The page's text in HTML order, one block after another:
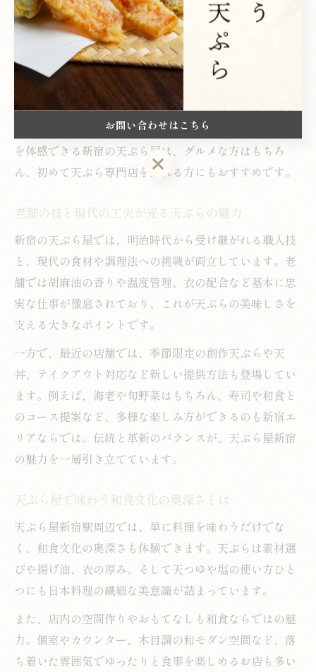
は、ランチやディナーなど様々なシーンで利用しやす
く、幅広い世代から人気を集めています。
例えば、駅近の名店では、厳選した胡麻油や衣の工夫に
よって「揚げているのに瑞々しい」食感を実現。カウン
ター席で職人の技を間近に見ることもでき、天ぷら本来
の香りや食材の鮮度を五感で楽しめます。伝統と新しさ
を体感できる新宿の天ぷら屋は、グルメな方はもちろ
ん、初めて天ぷら専門店を訪れる方にもおすすめです。
老舗の技と現代の工夫が光る天ぷらの魅力
新宿の天ぷら屋では、明治時代から受け継がれる職人技
と、現代の食材や調理法への挑戦が両立しています。老
舗では胡麻油の香りや温度管理、衣の配合など基本に忠
実な仕事が徹底されており、これが天ぷらの美味しさを
支える大きなポイントです。
一方で、最近の店舗では、季節限定の創作天ぷらや天
丼、テイクアウト対応など新しい提供方法も登場してい
ます。例えば、海老や旬野菜はもちろん、寿司や和食と
のコース提案など、多様な楽しみ方ができるのも新宿エ
リアならでは。伝統と革新のバランスが、天ぷら屋新宿
の魅力を一層引き立てています。
天ぷら屋で味わう和食文化の奥深さとは
天ぷら屋新宿駅周辺では、単に料理を味わうだけでな
く、和食文化の奥深さも体験できます。天ぷらは素材選
びや揚げ油、衣の厚み、そして天つゆや塩の使い方ひと
つにも日本料理の繊細な美意識が詰まっています。
また、店内の空間作りやおもてなしも和食ならではの魅
力。個室やカウンター、木目調の和モダン空間など、落
ち着いた雰囲気でゆったりと食事を楽しめるお店も多い
お問い合わせはこちら
お問い合わせはこちら